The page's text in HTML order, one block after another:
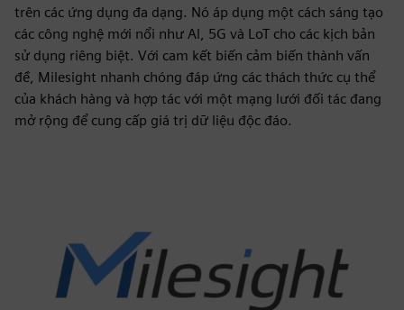
trên các ứng dụng đa dạng. Nó áp dụng một cách sáng tạo
các công nghệ mới nổi như Al, 5G và LoT cho các kịch bản
sử dụng riêng biệt. Với cam kết biến cảm biến thành vấn
đề, Milesight nhanh chóng đáp ứng các thách thức cụ thể
của khách hàng và hợp tác với một mạng lưới đối tác đang
mở rộng để cung cấp giá trị dữ liệu độc đáo.